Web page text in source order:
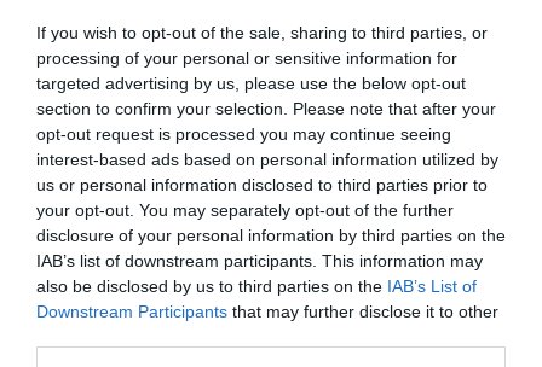
If you wish to opt-out of the sale, sharing to third parties, or
processing of your personal or sensitive information for
targeted advertising by us, please use the below opt-out
section to confirm your selection. Please note that after your
opt-out request is processed you may continue seeing
interest-based ads based on personal information utilized by
us or personal information disclosed to third parties prior to
your opt-out. You may separately opt-out of the further
disclosure of your personal information by third parties on the
IAB’s list of downstream participants. This information may
also be disclosed by us to third parties on the IAB’s List of
Downstream Participants that may further disclose it to other
Activités
Activité aquatique
Faire une croisière sur la baie de San
Francisco
Le 13 avril 2026
Par Neil Thomas
Survol
Le 13